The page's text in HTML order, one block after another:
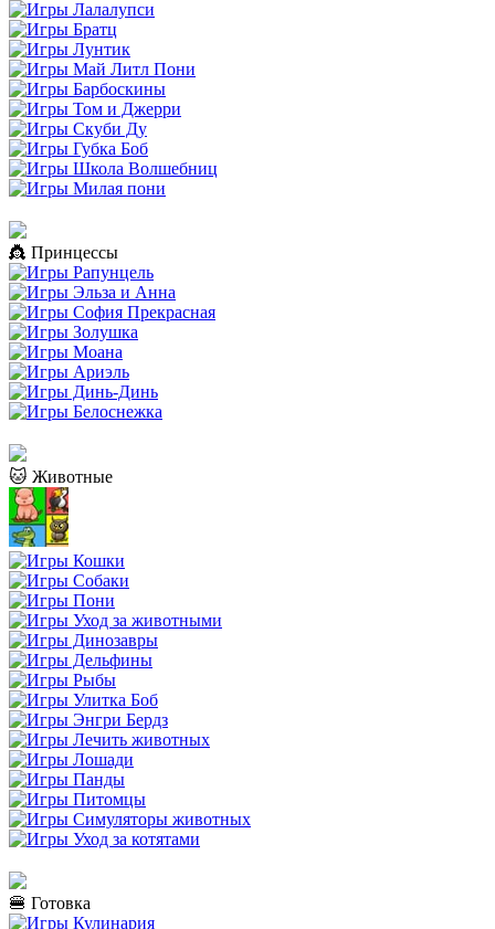
👸 Принцессы
🐱 Животные
🍔 Готовка